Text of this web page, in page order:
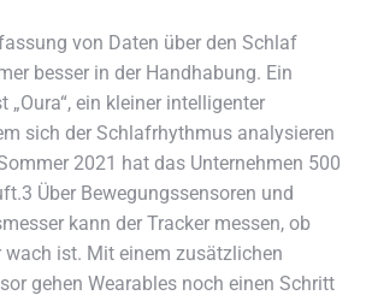
von Daten über den Schlaf
besser in der Handhabung. Ein
„Oura“, ein kleiner intelligenter
sich der Schlafrhythmus analysieren
2021 hat das Unternehmen 500
Über Bewegungssensoren und
kann der Tracker messen, ob
ist. Mit einem zusätzlichen
gehen Wearables noch einen Schritt